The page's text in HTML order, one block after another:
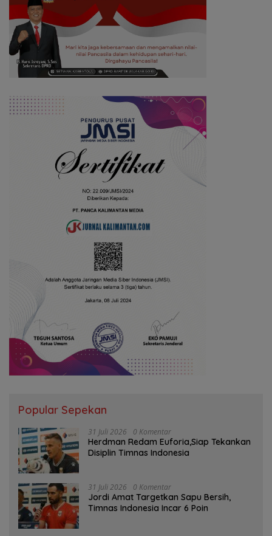
Popular Sepekan
31 Juli 2026 0 Komentar
Herdman Redam Euforia,Siap Tekankan
Disiplin Timnas Indonesia
31 Juli 2026 0 Komentar
Jordi Amat Targetkan Sapu Bersih,
Timnas Indonesia Incar 6 Poin